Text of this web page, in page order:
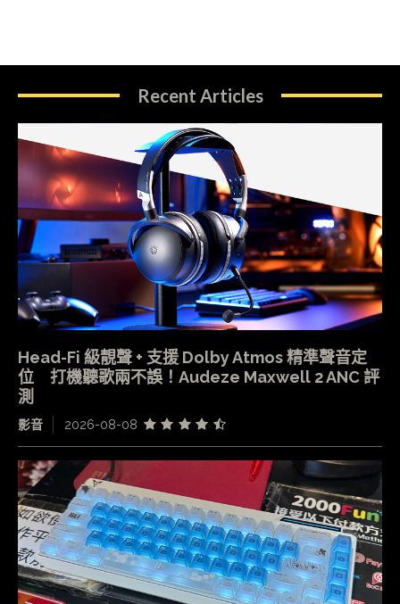
Recent Articles
Head-Fi 級靚聲 + 支援 Dolby Atmos 精準聲音定
位 打機聽歌兩不誤！Audeze Maxwell 2 ANC 評
測
影音 2026-08-08